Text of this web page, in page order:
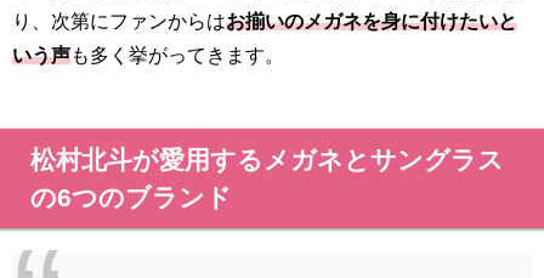
り、次第にファンからはお揃いのメガネを身に付けたいと
いう声も多く挙がってきます。
松村北斗が愛用するメガネとサングラス
の6つのブランド